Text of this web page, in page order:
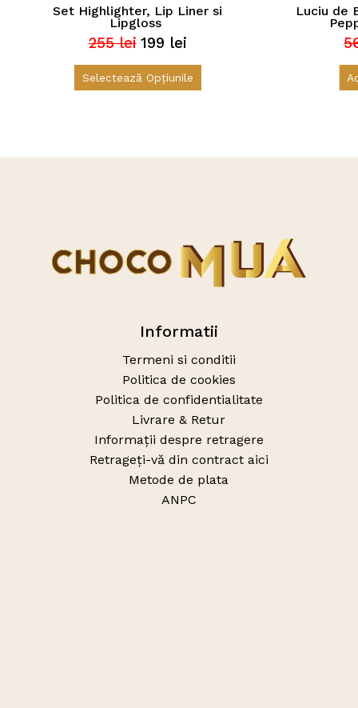
Set Highlighter, Lip Liner si
Lipgloss
255lei Prețul
a
fost:
199 leiPrețul
199 lei.
Selectează Opțiunile
variații.
alese
în
pagina
Luciu de
Informatii
Termeni si conditii
Politica de cookies
Politica de confidentialitate
Livrare & Retur
Informații despre retragere
Retrageți-vă din contract aici
Metode de plata
ANPC